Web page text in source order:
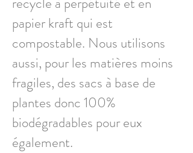
papier kraft qui est
compostable. Nous utilisons
aussi, pour les matières moins
fragiles, des sacs à base de
plantes donc 100%
biodégradables pour eux
également.